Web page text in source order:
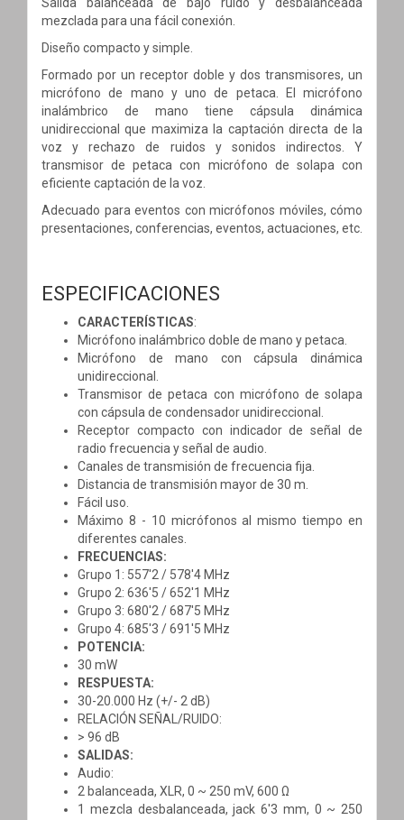
mezclada para una fácil conexión.
Diseño compacto y simple.
Formado por un receptor doble y dos transmisores, un
micrófono de mano y uno de petaca. El micrófono
inalámbrico de mano tiene cápsula dinámica
unidireccional que maximiza la captación directa de la
voz y rechazo de ruidos y sonidos indirectos. Y
transmisor de petaca con micrófono de solapa con
eficiente captación de la voz.
Adecuado para eventos con micrófonos móviles, cómo
presentaciones, conferencias, eventos, actuaciones, etc.
ESPECIFICACIONES
CARACTERÍSTICAS:
Micrófono inalámbrico doble de mano y petaca.
Micrófono de mano con cápsula dinámica
unidireccional.
Transmisor de petaca con micrófono de solapa
con cápsula de condensador unidireccional.
Receptor compacto con indicador de señal de
radio frecuencia y señal de audio.
Canales de transmisión de frecuencia fija.
Distancia de transmisión mayor de 30 m.
Fácil uso.
Máximo 8 - 10 micrófonos al mismo tiempo en
diferentes canales.
FRECUENCIAS:
Grupo 1: 557'2 / 578'4 MHz
Grupo 2: 636'5 / 652'1 MHz
Grupo 3: 680'2 / 687'5 MHz
Grupo 4: 685'3 / 691'5 MHz
POTENCIA:
30 mW
RESPUESTA:
30-20.000 Hz (+/- 2 dB)
RELACIÓN SEÑAL/RUIDO:
> 96 dB
SALIDAS:
Audio:
2 balanceada, XLR, 0 ~ 250 mV, 600 Ω
1 mezcla desbalanceada, jack 6'3 mm, 0 ~ 250